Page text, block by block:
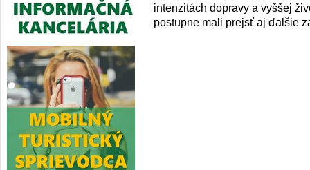
intenzitách dopravy a vyššej
postupne mali prejsť aj ďalšie